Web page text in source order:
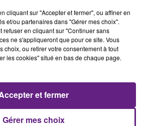
la Toison d’Or.
à 18h45 par la rédaction
cliquant sur "Accepter et fermer", ou affiner en
et/ou partenaires dans "Gérer mes choix".
refuser en cliquant sur "Continuer sans
ne s'appliqueront que pour ce site. Vous
choix, ou retirer votre consentement à tout
les cookies" situé en bas de chaque page.
Gérer mes choix
et fermer